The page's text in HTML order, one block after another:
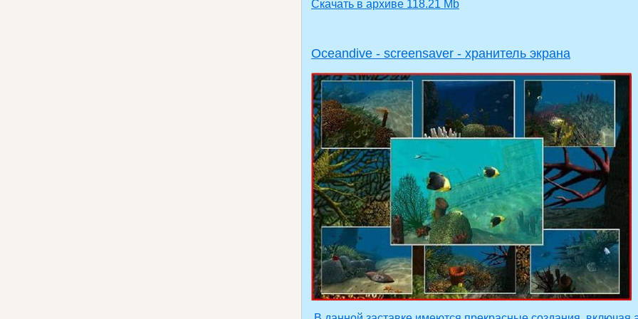
Скачать в архиве 118.21 Mb
Oceandive - screensaver - хранитель экрана